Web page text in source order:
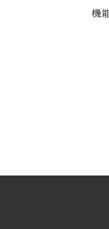
機